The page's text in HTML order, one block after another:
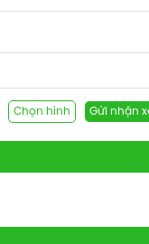
Chọn hình Gửi nhận